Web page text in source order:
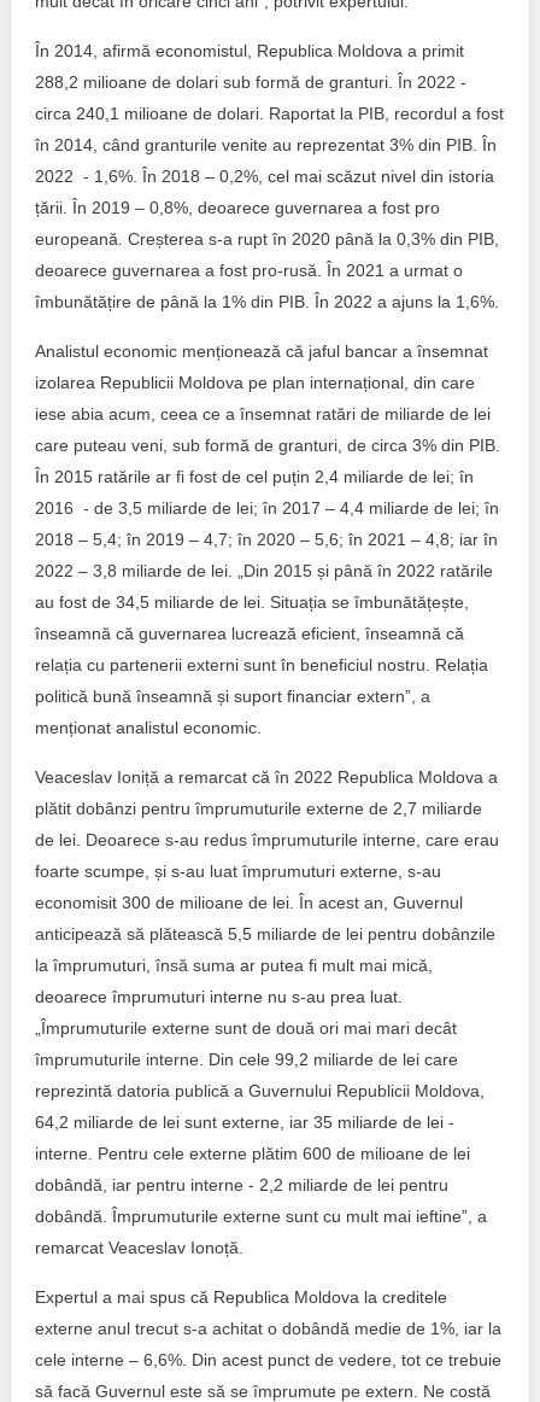
În 2014, afirmă economistul, Republica Moldova a primit
288,2 milioane de dolari sub formă de granturi. În 2022 -
circa 240,1 milioane de dolari. Raportat la PIB, recordul a fost
în 2014, când granturile venite au reprezentat 3% din PIB. În
2022 - 1,6%. În 2018 – 0,2%, cel mai scăzut nivel din istoria
țării. În 2019 – 0,8%, deoarece guvernarea a fost pro
europeană. Creșterea s-a rupt în 2020 până la 0,3% din PIB,
deoarece guvernarea a fost pro-rusă. În 2021 a urmat o
îmbunătățire de până la 1% din PIB. În 2022 a ajuns la 1,6%.
Analistul economic menționează că jaful bancar a însemnat
izolarea Republicii Moldova pe plan internațional, din care
iese abia acum, ceea ce a însemnat ratări de miliarde de lei
care puteau veni, sub formă de granturi, de circa 3% din PIB.
În 2015 ratările ar fi fost de cel puțin 2,4 miliarde de lei; în
2016 - de 3,5 miliarde de lei; în 2017 – 4,4 miliarde de lei; în
2018 – 5,4; în 2019 – 4,7; în 2020 – 5,6; în 2021 – 4,8; iar în
2022 – 3,8 miliarde de lei. „Din 2015 și până în 2022 ratările
au fost de 34,5 miliarde de lei. Situația se îmbunătățește,
înseamnă că guvernarea lucrează eficient, înseamnă că
relația cu partenerii externi sunt în beneficiul nostru. Relația
politică bună înseamnă și suport financiar extern”, a
menționat analistul economic.
Veaceslav Ioniță a remarcat că în 2022 Republica Moldova a
plătit dobânzi pentru împrumuturile externe de 2,7 miliarde
de lei. Deoarece s-au redus împrumuturile interne, care erau
foarte scumpe, și s-au luat împrumuturi externe, s-au
economisit 300 de milioane de lei. În acest an, Guvernul
anticipează să plătească 5,5 miliarde de lei pentru dobânzile
la împrumuturi, însă suma ar putea fi mult mai mică,
deoarece împrumuturi interne nu s-au prea luat.
„Împrumuturile externe sunt de două ori mai mari decât
împrumuturile interne. Din cele 99,2 miliarde de lei care
reprezintă datoria publică a Guvernului Republicii Moldova,
64,2 miliarde de lei sunt externe, iar 35 miliarde de lei -
interne. Pentru cele externe plătim 600 de milioane de lei
dobândă, iar pentru interne - 2,2 miliarde de lei pentru
dobândă. Împrumuturile externe sunt cu mult mai ieftine”, a
remarcat Veaceslav Ionoță.
Expertul a mai spus că Republica Moldova la creditele
externe anul trecut s-a achitat o dobândă medie de 1%, iar la
cele interne – 6,6%. Din acest punct de vedere, tot ce trebuie
să facă Guvernul este să se împrumute pe extern. Ne costă